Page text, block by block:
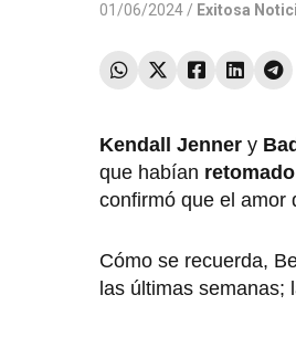
01/06/2024 / Exitosa
Kendall Jenner y
que habían
confirmó que el amor
Cómo se recuerda,
las últimas